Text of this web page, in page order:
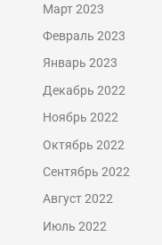
Март 2023
Февраль 2023
Январь 2023
Декабрь 2022
Ноябрь 2022
Октябрь 2022
Сентябрь 2022
Август 2022
Июль 2022